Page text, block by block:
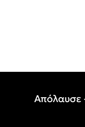
Απόλαυσε